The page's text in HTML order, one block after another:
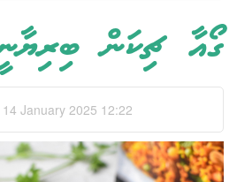
ގޯއާ ޗިކަން
January 2025 12:22